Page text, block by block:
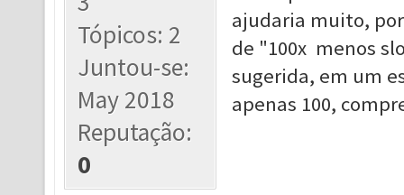
Tópicos: 2
Juntou-se:
May 2018
Reputação:
0
ajudaria muito,
de "100x menos
sugerida, em um
apenas 100,